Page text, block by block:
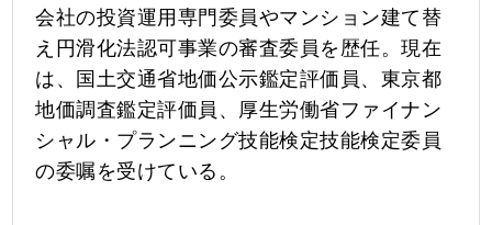
会社の投資運用専門委員やマンション建て替
え円滑化法認可事業の審査委員を歴任。現在
は、国土交通省地価公示鑑定評価員、東京都
地価調査鑑定評価員、厚生労働省ファイナン
シャル・プランニング技能検定技能検定委員
の委嘱を受けている。